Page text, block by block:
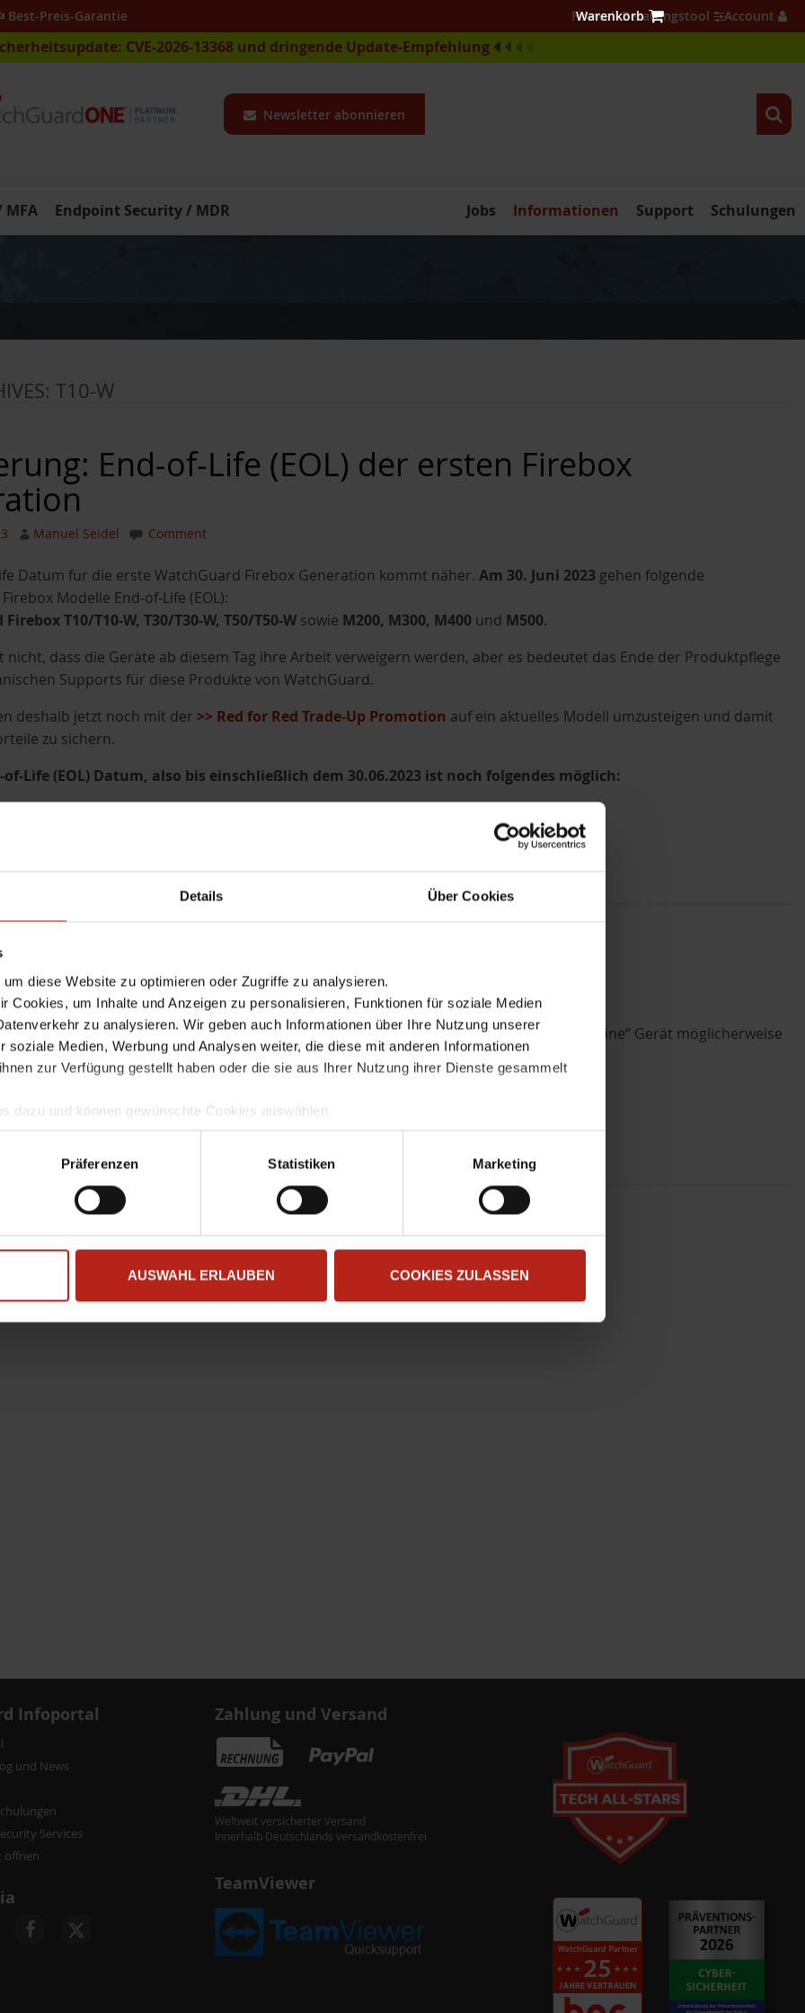
Details Über Cookies
diese Website zu optimieren oder Zugriffe zu analysieren.
Cookies, um Inhalte und Anzeigen zu personalisieren, Funktionen für soziale Medien
zu analysieren. Wir geben auch Informationen über Ihre Nutzung unserer
soziale Medien, Werbung und Analysen weiter, die diese mit anderen Informationen
zur Verfügung gestellt haben oder die sie aus Ihrer Nutzung ihrer Dienste gesammelt
dazu und können gewünschte Cookies auswählen.
und zur Speicherung Ihrer Daten finden Sie in unsererDatenschutzerklärung.
gesetzt, wenn Sie auf "Ablehnen" klicken.
Präferenzen Statistiken Marketing
AUSWAHL ERLAUBEN COOKIES ZULASSEN
CVE-2026-13368 und dringende Update-Empfehlung
Newsletter abonnieren
Best-Preis-Garantie Firewall Beratungstool Account
Endpoint Security / MDR Schulungen
Support
Informationen
Jobs
T10-W
End-of-Life (EOL) der ersten Firebox
Manuel Seidel Comment
Datum für die erste WatchGuard Firebox Generation kommt näher. Am 30. Juni 2023 gehen folgende
Modelle End-of-Life (EOL):
T10/T10-W, T30/T30-W, T50/T50-W sowie M200, M300, M400 und M500.
nicht, dass die Geräte ab diesem Tag ihre Arbeit verweigern werden, aber es bedeutet das Ende der Produktpflege
Supports für diese Produkte von WatchGuard.
deshalb jetzt noch mit der >> Red for Red Trade-Up Promotion auf ein aktuelles Modell umzusteigen und damit
zu sichern.
of-Life (EOL) Datum, also bis einschließlich dem 30.06.2023 ist noch folgendes möglich:
12.5 – Upgrade-Probleme T10
2019 Werner Maier Comment
vom Typ T10 kann es Probleme mit dem Upgrade auf die Version 12.5 geben, da das „kleine“ Gerät möglicherweise
des verfügbaren RAMs stößt. Es gibt folgende Workarounds:
Infoportal
und News
Services
öffnen
Zahlung und Versand
Weltweit versicherter Versand
Innerhalb Deutschlands versandkostenfrei
TeamViewer